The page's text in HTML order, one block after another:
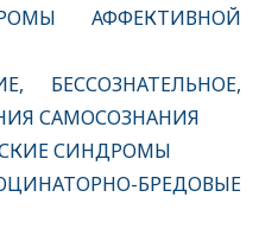
АФФЕКТИВНОЙ
БЕССОЗНАТЕЛЬНОЕ,
САМОСОЗНАНИЯ
СИНДРОМЫ
БРЕДОВЫЕ